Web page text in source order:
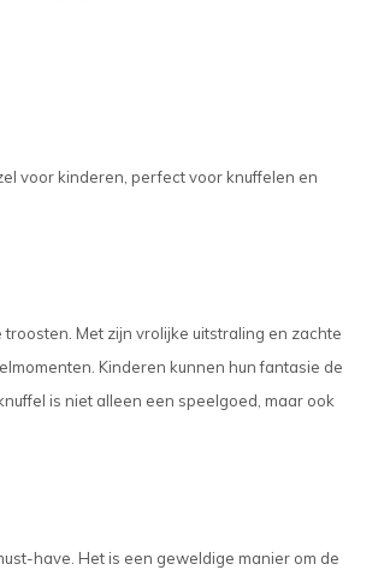
voor kinderen, perfect voor knuffelen en
Met zijn vrolijke uitstraling en zachte
Kinderen kunnen hun fantasie de
is niet alleen een speelgoed, maar ook
have. Het is een geweldige manier om de